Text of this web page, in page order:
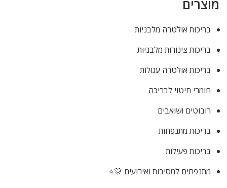
מוצרים
בריכות אולטרה מלבניות
בריכות צינורות מלבניות
בריכות אולטרה עגולות
חומרי חיטוי לבריכה
רובוטים ושואבים
בריכות מתנפחות
בריכות פעילות
מתנפחים למסיבות ואירועים 🎊⭐